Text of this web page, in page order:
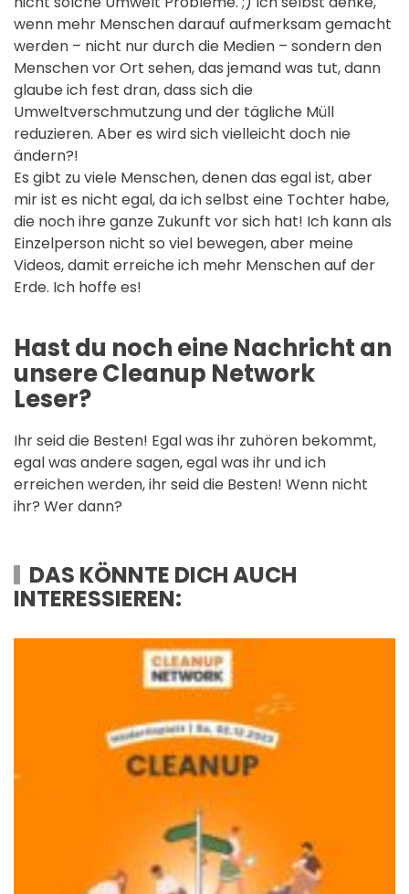
wenn mehr Menschen darauf aufmerksam gemacht
werden – nicht nur durch die Medien – sondern den
Menschen vor Ort sehen, das jemand was tut, dann
glaube ich fest dran, dass sich die
Umweltverschmutzung und der tägliche Müll
reduzieren. Aber es wird sich vielleicht doch nie
ändern?!
Es gibt zu viele Menschen, denen das egal ist, aber
mir ist es nicht egal, da ich selbst eine Tochter habe,
die noch ihre ganze Zukunft vor sich hat! Ich kann als
Einzelperson nicht so viel bewegen, aber meine
Videos, damit erreiche ich mehr Menschen auf der
Erde. Ich hoffe es!
Hast du noch eine Nachricht an
unsere Cleanup Network
Leser?
Ihr seid die Besten! Egal was ihr zuhören bekommt,
egal was andere sagen, egal was ihr und ich
erreichen werden, ihr seid die Besten! Wenn nicht
ihr? Wer dann?
DAS KÖNNTE DICH AUCH
INTERESSIEREN: